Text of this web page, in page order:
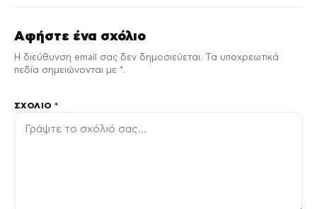
Αφήστε ένα σχόλιο
Η διεύθυνση email σας δεν δημοσιεύεται. Τα υποχρεωτικά
πεδία σημειώνονται με *.
ΣΧΌΛΙΟ*